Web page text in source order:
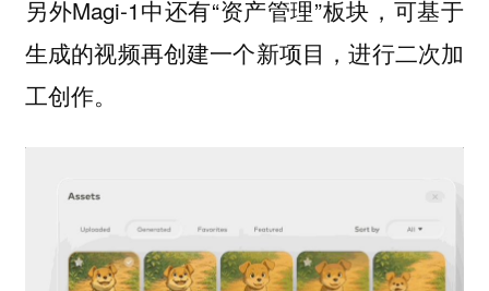
另外Magi-1中还有“资产管理”板块，可基于
生成的视频再创建一个新项目，进行二次加
工创作。